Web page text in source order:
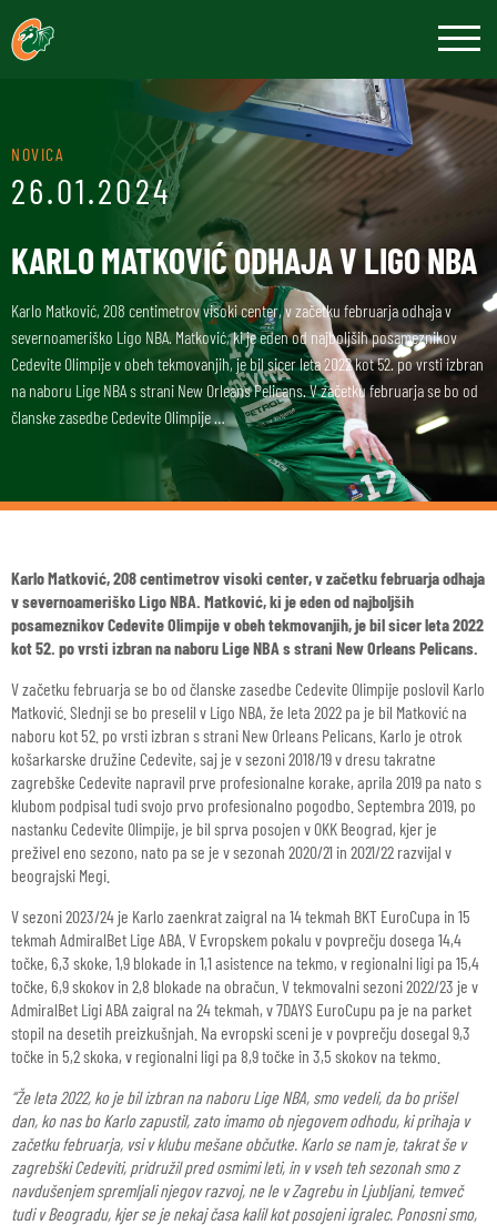
NOVICA
26.01.2024
KARLO MATKOVIĆ ODHAJA V LIGO NBA
Karlo Matković, 208 centimetrov visoki center, v začetku februarja odhaja v
severnoameriško Ligo NBA. Matković, ki je eden od najboljših posameznikov
Cedevite Olimpije v obeh tekmovanjih, je bil sicer leta 2022 kot 52. po vrsti izbran
na naboru Lige NBA s strani New Orleans Pelicans. V začetku februarja se bo od
članske zasedbe Cedevite Olimpije …
Karlo Matković, 208 centimetrov visoki center, v začetku februarja odhaja
v severnoameriško Ligo NBA. Matković, ki je eden od najboljših
posameznikov Cedevite Olimpije v obeh tekmovanjih, je bil sicer leta 2022
kot 52. po vrsti izbran na naboru Lige NBA s strani New Orleans Pelicans.
V začetku februarja se bo od članske zasedbe Cedevite Olimpije poslovil Karlo
Matković. Slednji se bo preselil v Ligo NBA, že leta 2022 pa je bil Matković na
naboru kot 52. po vrsti izbran s strani New Orleans Pelicans. Karlo je otrok
košarkarske družine Cedevite, saj je v sezoni 2018/19 v dresu takratne
zagrebške Cedevite napravil prve profesionalne korake, aprila 2019 pa nato s
klubom podpisal tudi svojo prvo profesionalno pogodbo. Septembra 2019, po
nastanku Cedevite Olimpije, je bil sprva posojen v OKK Beograd, kjer je
preživel eno sezono, nato pa se je v sezonah 2020/21 in 2021/22 razvijal v
beograjski Megi.
V sezoni 2023/24 je Karlo zaenkrat zaigral na 14 tekmah BKT EuroCupa in 15
tekmah AdmiralBet Lige ABA. V Evropskem pokalu v povprečju dosega 14,4
točke, 6,3 skoke, 1,9 blokade in 1,1 asistence na tekmo, v regionalni ligi pa 15,4
točke, 6,9 skokov in 2,8 blokade na obračun. V tekmovalni sezoni 2022/23 je v
AdmiralBet Ligi ABA zaigral na 24 tekmah, v 7DAYS EuroCupu pa je na parket
stopil na desetih preizkušnjah. Na evropski sceni je v povprečju dosegal 9,3
točke in 5,2 skoka, v regionalni ligi pa 8,9 točke in 3,5 skokov na tekmo.
“Že leta 2022, ko je bil izbran na naboru Lige NBA, smo vedeli, da bo prišel
dan, ko nas bo Karlo zapustil, zato imamo ob njegovem odhodu, ki prihaja v
začetku februarja, vsi v klubu mešane občutke. Karlo se nam je, takrat še v
zagrebški Cedeviti, pridružil pred osmimi leti, in v vseh teh sezonah smo z
navdušenjem spremljali njegov razvoj, ne le v Zagrebu in Ljubljani, temveč
tudi v Beogradu, kjer se je nekaj časa kalil kot posojeni igralec. Ponosni smo,